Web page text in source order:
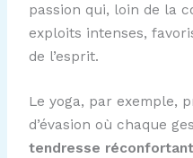
passion qui, loin de la
exploits intenses,
de l’esprit.
Le yoga, par exemple,
d’évasion où chaque
tendresse